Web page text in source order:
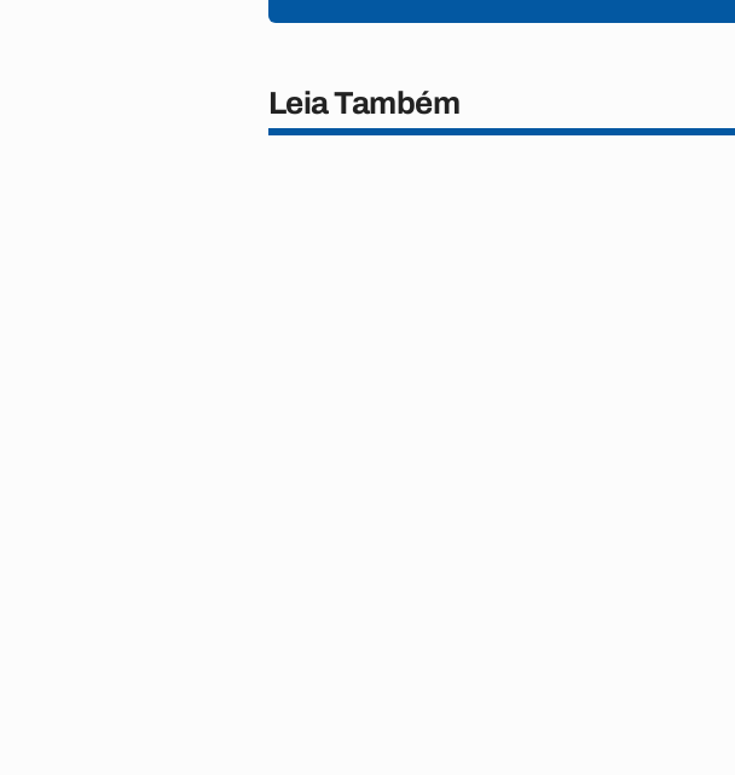
Leia Também